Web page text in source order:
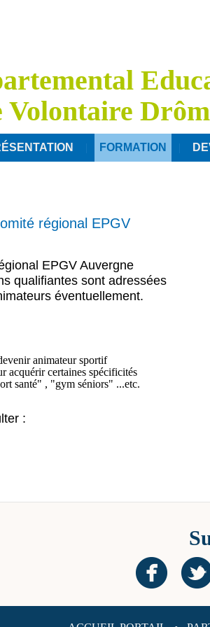
Volontaire
FORMATION
régional EPGV
EPGV Auvergne
qualifiantes sont adressées
éventuellement.
animateur sportif
acquérir certaines spécificités
santé" , "gym séniors" ...etc.
: